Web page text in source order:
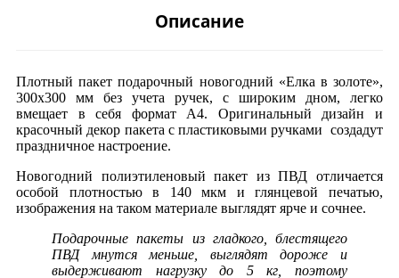
Описание
Плотный пакет подарочный новогодний «Елка в золоте»,
300х300 мм без учета ручек, с широким дном, легко
вмещает в себя формат А4. Оригинальный дизайн и
красочный декор пакета с пластиковыми ручками создадут
праздничное настроение.
Новогодний полиэтиленовый пакет из ПВД отличается
особой плотностью в 140 мкм и глянцевой печатью,
изображения на таком материале выглядят ярче и сочнее.
Подарочные пакеты из гладкого, блестящего
ПВД мнутся меньше, выглядят дороже и
выдерживают нагрузку до 5 кг, поэтому